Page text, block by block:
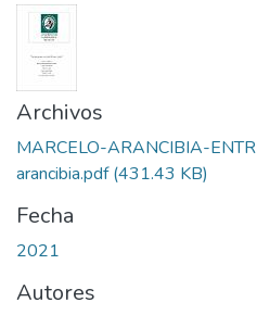
Archivos
MARCELO-ARANCIBIA-
arancibia.pdf(431.43 KB)
Fecha
2021
Autores